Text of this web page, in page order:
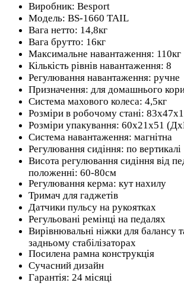
Виробник: Besport
Модель: BS-1660 TAIL
Вага нетто: 14,8кг
Вага брутто: 16кг
Максимальне навантаження: 110кг
Кількість рівнів навантаження: 8
Регулювання навантаження: ручне
Призначення: для домашнього
Система махового колеса: 4,5кг
Розміри в робочому стані:
Розміри упакування: 60х21х51
Система навантаження: магнітна
Регулювання сидіння: по вертикалі
Висота регулювання сидіння від
положенні: 60-80см
Регулювання керма: кут нахилу
Тримач для гаджетів
Датчики пульсу на рукоятках
Регульовані ремінці на педалях
Вирівнювальні ніжки для балансу
задньому стабілізаторах
Посилена рамна конструкція
Сучасний дизайн
Гарантія: 24 місяці